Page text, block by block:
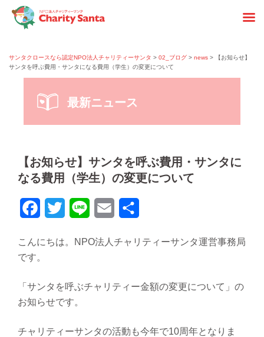
サンタクロースなら認定NPO法人チャリティーサンタ > 02_ブログ > news > 【お知らせ】
サンタを呼ぶ費用・サンタになる費用（学生）の変更について
最新ニュース
【お知らせ】サンタを呼ぶ費用・サンタに
なる費用（学生）の変更について
Facebook
Twitter Line Email
こんにちは。NPO法人チャリティーサンタ運営事務局
です。
「サンタを呼ぶチャリティー金額の変更について」の
お知らせです。
チャリティーサンタの活動も今年で10周年となりま